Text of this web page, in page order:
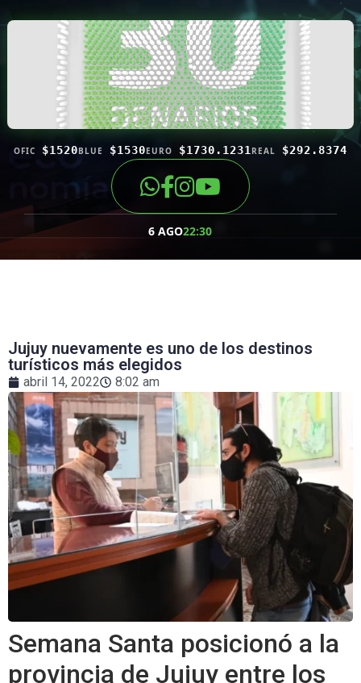
OFIC $1520BLUE $1530EURO $1730.1231 REAL $292.8374
6 AGO22:30
Jujuy nuevamente es uno de los destinos
turísticos más elegidos
abril 14, 2022 8:02 am
Semana Santa posicionó a la
provincia de Jujuy entre los